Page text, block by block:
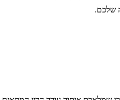
שלכם.